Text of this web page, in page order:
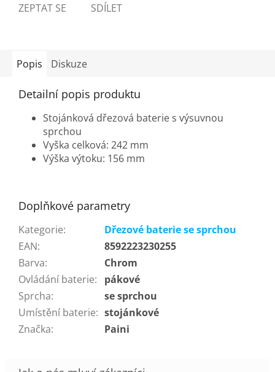
ZEPTAT SE SDÍLET
Popis Diskuze
Detailní popis produktu
Stojánková dřezová baterie s výsuvnou
sprchou
Vyška celková: 242 mm
Výška výtoku: 156 mm
Doplňkové parametry
Kategorie:
Dřezové baterie se sprchou
EAN:
8592223230255
Barva:
Chrom
Ovládání baterie:
pákové
Sprcha:
se sprchou
Umístění baterie: stojánkové
Značka: Paini